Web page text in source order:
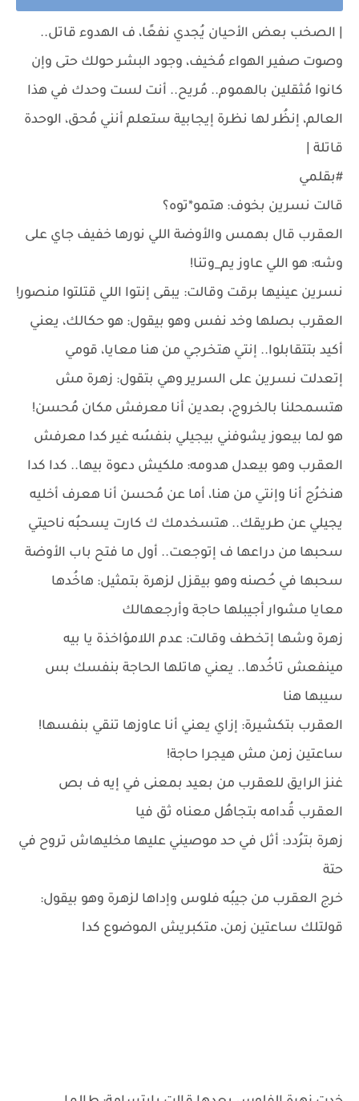
| الصخب بعض الأحيان يُجدي نفعًا، ف الهدوء قاتل..
وصوت صفير الهواء مُخيف، وجود البشر حولك حتى وإن
كانوا مُثقلين بالهموم.. مُريح.. أنت لست وحدك في هذا
العالم، إنظُر لها نظرة إيجابية ستعلم أنني مُحق، الوحدة
قاتلة |
#بقلمي
قالت نسرين بخوف: هتمو*توه؟
العقرب قال بهمس والأوضة اللي نورها خفيف جاي على
وشه: هو اللي عاوز يم_وتنا!
نسرين عينيها برقت وقالت: يبقى إنتوا اللي قتلتوا منصور!
العقرب بصلها وخد نفس وهو بيقول: هو حكالك، يعني
أكيد بتتقابلوا.. إنتي هتخرجي من هنا معايا، قومي
إتعدلت نسرين على السرير وهي بتقول: زهرة مش
هتسمحلنا بالخروج، بعدين أنا معرفش مكان مُحسن!
هو لما بيعوز يشوفني بيجيلي بنفسُه غير كدا معرفش
العقرب وهو بيعدل هدومه: ملكيش دعوة بيها.. كدا كدا
هنخرُج أنا وإنتي من هنا، أما عن مُحسن أنا هعرف أخليه
يجيلي عن طريقك.. هتسخدمك ك كارت يسحبُه ناحيتي
سحبها من دراعها ف إتوجعت.. أول ما فتح باب الأوضة
سحبها في حُصنه وهو بيقزل لزهرة بتمثيل: هاخُدها
معايا مشوار أجيبلها حاجة وأرجعهالك
زهرة وشها إتخطف وقالت: عدم اللامؤاخذة يا بيه
مينفعش تاخُدها.. يعني هاتلها الحاجة بنفسك بس
سيبها هنا
العقرب بتكشيرة: إزاي يعني أنا عاوزها تنقي بنفسها!
ساعتين زمن مش هيجرا حاجة!
غنز الرايق للعقرب من بعيد بمعنى في إيه ف بص
العقرب قُدامه بتجاهُل معناه ثق فيا
زهرة بترُدد: أثل في حد موصيني عليها مخليهاش تروح في
حتة
خرج العقرب من جيبُه فلوس وإداها لزهرة وهو بيقول:
قولتلك ساعتين زمن، متكبريش الموضوع كدا